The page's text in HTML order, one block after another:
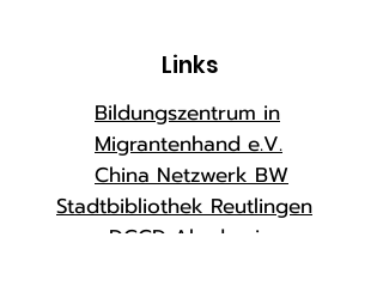
Links
Bildungszentrum in
Migrantenhand e.V.
China Netzwerk BW
Stadtbibliothek Reutlingen
DCCD Akademie